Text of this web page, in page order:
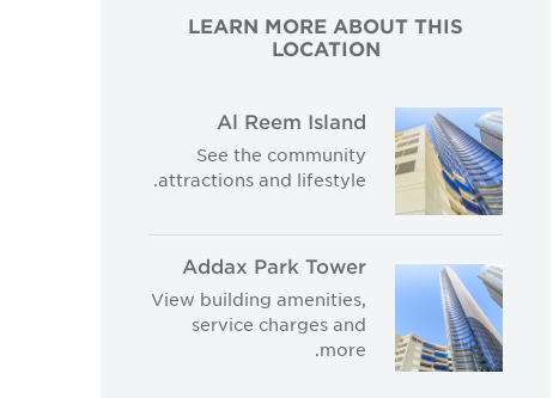
LEARN MORE ABOUT THIS
LOCATION
Al Reem Island
See the community
attractions and lifestyle.
Addax Park Tower
View building amenities,
service charges and
more.